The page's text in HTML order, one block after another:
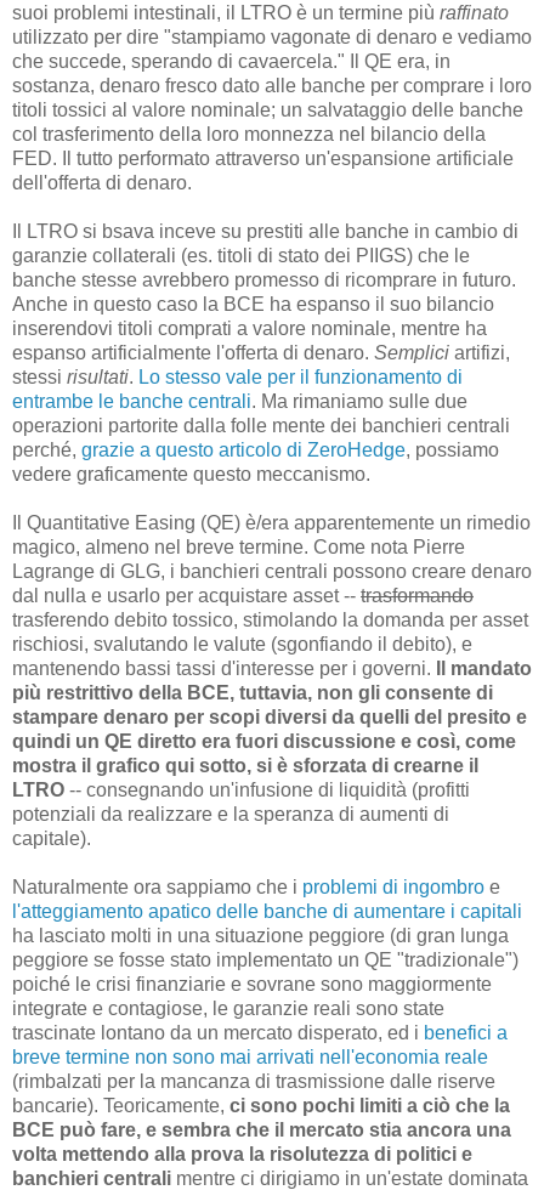
suoi problemi intestinali, il LTRO è un termine più raffinato
utilizzato per dire "stampiamo vagonate di denaro e vediamo
che succede, sperando di cavaercela." Il QE era, in
sostanza, denaro fresco dato alle banche per comprare i loro
titoli tossici al valore nominale; un salvataggio delle banche
col trasferimento della loro monnezza nel bilancio della
FED. Il tutto performato attraverso un'espansione artificiale
dell'offerta di denaro.
Il LTRO si bsava inceve su prestiti alle banche in cambio di
garanzie collaterali (es. titoli di stato dei PIIGS) che le
banche stesse avrebbero promesso di ricomprare in futuro.
Anche in questo caso la BCE ha espanso il suo bilancio
inserendovi titoli comprati a valore nominale, mentre ha
espanso artificialmente l'offerta di denaro. Semplici artifizi,
stessi risultati. Lo stesso vale per il funzionamento di
entrambe le banche centrali. Ma rimaniamo sulle due
operazioni partorite dalla folle mente dei banchieri centrali
perché, grazie a questo articolo di ZeroHedge, possiamo
vedere graficamente questo meccanismo.
Il Quantitative Easing (QE) è/era apparentemente un rimedio
magico, almeno nel breve termine. Come nota Pierre
Lagrange di GLG, i banchieri centrali possono creare denaro
dal nulla e usarlo per acquistare asset -- trasformando
trasferendo debito tossico, stimolando la domanda per asset
rischiosi, svalutando le valute (sgonfiando il debito), e
mantenendo bassi tassi d'interesse per i governi.
Il mandato
più restrittivo della BCE, tuttavia, non gli consente di
stampare denaro per scopi diversi da quelli del presito e
quindi un QE diretto era fuori discussione e così, come
mostra il grafico qui sotto, si è sforzata di crearne il
LTRO -- consegnando un'infusione di liquidità (profitti
potenziali da realizzare e la speranza di aumenti di
capitale).
Naturalmente ora sappiamo che i problemi di ingombro e
l'atteggiamento apatico delle banche di aumentare i capitali
ha lasciato molti in una situazione peggiore (di gran lunga
peggiore se fosse stato implementato un QE "tradizionale")
poiché le crisi finanziarie e sovrane sono maggiormente
integrate e contagiose, le garanzie reali sono state
trascinate lontano da un mercato disperato, ed i benefici a
breve termine non sono mai arrivati nell'economia reale
(rimbalzati per la mancanza di trasmissione dalle riserve
bancarie). Teoricamente, ci sono pochi limiti a ciò che la
BCE può fare, e sembra che il mercato stia ancora una
volta mettendo alla prova la risolutezza di politici e
banchieri centrali mentre ci dirigiamo in un'estate dominata